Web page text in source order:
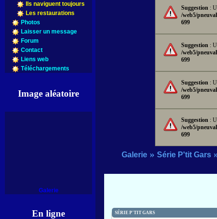
Ils naviguent toujours
Les restaurations
Photos
Laisser un message
Forum
Contact
Liens web
Téléchargements
Image aléatoire
Galerie
En ligne
Suggestion :
/web5/
699
Suggestion :
/web5/
699
Suggestion :
/web5/
699
Suggestion :
/web5/
699
Galerie» Série P'tit Gars
SÉRIE P'TIT GARS